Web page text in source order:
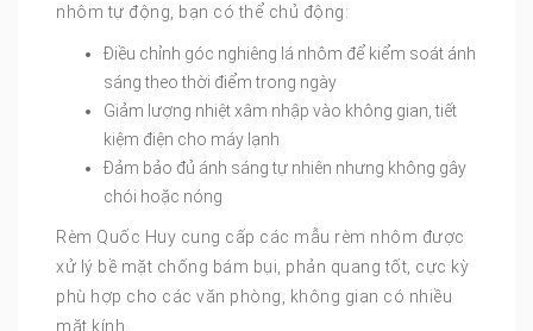
nhôm tự động, bạn có thể chủ động:
Điều chỉnh góc nghiêng lá nhôm để kiểm soát ánh
sáng theo thời điểm trong ngày
Giảm lượng nhiệt xâm nhập vào không gian, tiết
kiệm điện cho máy lạnh
Đảm bảo đủ ánh sáng tự nhiên nhưng không gây
chói hoặc nóng
Rèm Quốc Huy cung cấp các mẫu rèm nhôm được
xử lý bề mặt chống bám bụi, phản quang tốt, cực kỳ
phù hợp cho các văn phòng, không gian có nhiều
mặt kính.